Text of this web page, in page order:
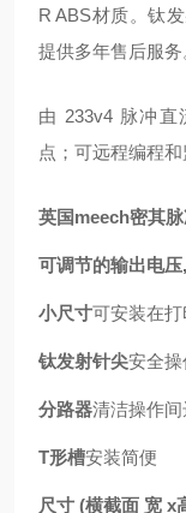
R ABS材质。钛
提供多年售后服务
由 233v4 脉冲
点；可远程编程和
英国meech密其
可调节的输出电
小尺寸可安装在打
钛发射针尖安全
分路器清洁操作
T形槽安装简便
尺寸 (横截面 宽 x